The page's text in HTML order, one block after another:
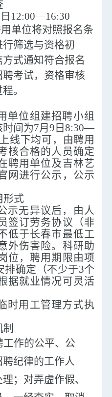
12:00—16:30
单位将对照报名条
筛选与资格初
式通知符合报名
考试，资格审核
。
单位组建招聘小组
时间为7月9日8:30—
线下均可，由聘用
核合格的人员确定
聘用单位及吉林艺
网进行公示，公示
形式
示无异议后，由 人
签订劳务协议（非
低于长春市最低工
外伤害险。科研助
位，聘用期限由项
排确定（不少于3个
据就业情况可灵活
时用工管理方式执
作的公平、公
纪律的工作人
；对弄虚作假、